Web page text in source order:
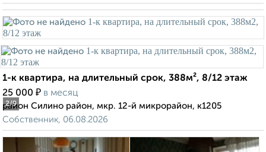
2/9
1-к квартира, на длительный срок, 388м², 8/12 этаж
25 000 ₽ в месяц
район Силино район, мкр. 12-й микрорайон, к1205
Собственник, 06.08.2026